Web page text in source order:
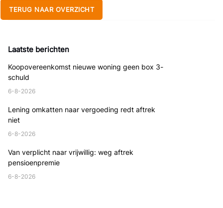
TERUG NAAR OVERZICHT
Laatste berichten
Koopovereenkomst nieuwe woning geen box 3-
schuld
6-8-2026
Lening omkatten naar vergoeding redt aftrek
niet
6-8-2026
Van verplicht naar vrijwillig: weg aftrek
pensioenpremie
6-8-2026